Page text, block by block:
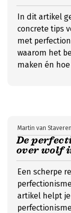
In dit artikel
concrete tips
met
waarom het
maken én
De
over wolf
Martin van Staveren
Een scherpe
artikel helpt